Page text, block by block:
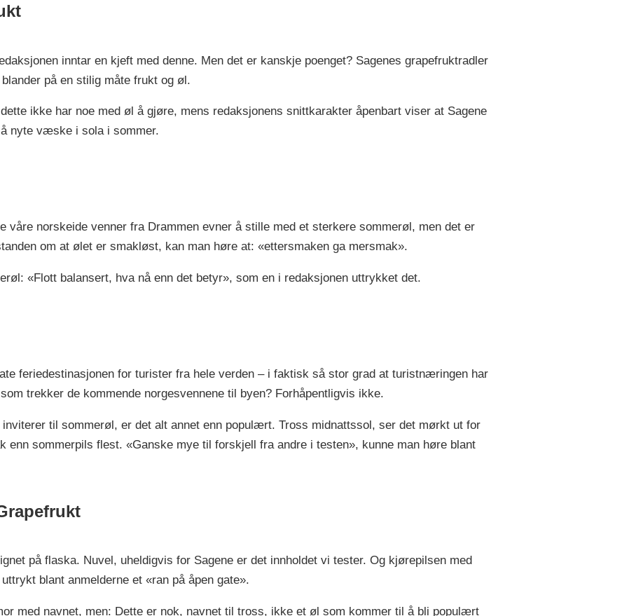
inntar en kjeft med denne. Men det er kanskje poenget? Sagenes grapefruktradler
på en stilig måte frukt og øl.
ikke har noe med øl å gjøre, mens redaksjonens snittkarakter åpenbart viser at Sagene
nyte væske i sola i sommer.
våre norskeide venner fra Drammen evner å stille med et sterkere sommerøl, men det er
om at ølet er smakløst, kan man høre at: «ettersmaken ga mersmak».
«Flott balansert, hva nå enn det betyr», som en i redaksjonen uttrykket det.
feriedestinasjonen for turister fra hele verden – i faktisk så stor grad at turistnæringen har
trekker de kommende norgesvennene til byen? Forhåpentligvis ikke.
til sommerøl, er det alt annet enn populært. Tross midnattssol, ser det mørkt ut for
enn sommerpils flest. «Ganske mye til forskjell fra andre i testen», kunne man høre blant
på flaska. Nuvel, uheldigvis for Sagene er det innholdet vi tester. Og kjørepilsen med
blant anmelderne et «ran på åpen gate».
med navnet, men: Dette er nok, navnet til tross, ikke et øl som kommer til å bli populært